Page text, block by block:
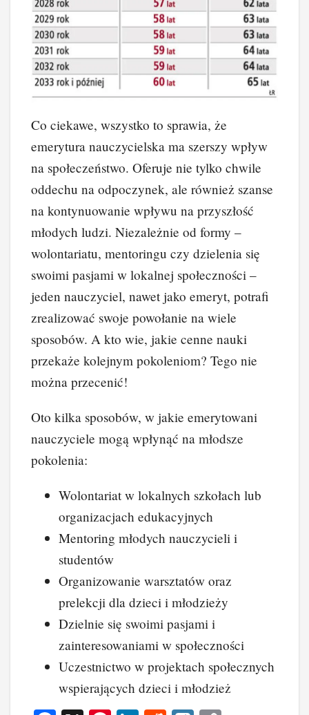
Co ciekawe, wszystko to sprawia, że
emerytura nauczycielska ma szerszy wpływ
na społeczeństwo. Oferuje nie tylko chwile
oddechu na odpoczynek, ale również szanse
na kontynuowanie wpływu na przyszłość
młodych ludzi. Niezależnie od formy –
wolontariatu, mentoringu czy dzielenia się
swoimi pasjami w lokalnej społeczności –
jeden nauczyciel, nawet jako emeryt, potrafi
zrealizować swoje powołanie na wiele
sposobów. A kto wie, jakie cenne nauki
przekaże kolejnym pokoleniom? Tego nie
można przecenić!
Oto kilka sposobów, w jakie emerytowani
nauczyciele mogą wpłynąć na młodsze
pokolenia:
Wolontariat w lokalnych szkołach lub
organizacjach edukacyjnych
Mentoring młodych nauczycieli i
studentów
Organizowanie warsztatów oraz
prelekcji dla dzieci i młodzieży
Dzielnie się swoimi pasjami i
zainteresowaniami w społeczności
Uczestnictwo w projektach społecznych
wspierających dzieci i młodzież